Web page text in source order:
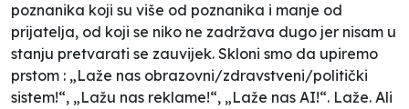
poznanika koji su više od poznanika i manje od
prijatelja, od koji se niko ne zadržava dugo jer nisam u
stanju pretvarati se zauvijek. Skloni smo da upiremo
prstom : „Laže nas obrazovni/zdravstveni/politički
sistem!“, „Lažu nas reklame!“, „Laže nas AI!“. Laže. Ali